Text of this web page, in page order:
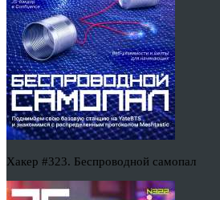
Хакер #323. Беспроводной самопал